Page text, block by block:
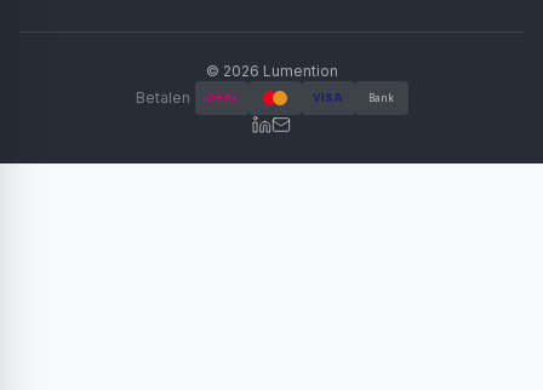
© 2026 Lumention
Betalen
iDEAL VISA Bank